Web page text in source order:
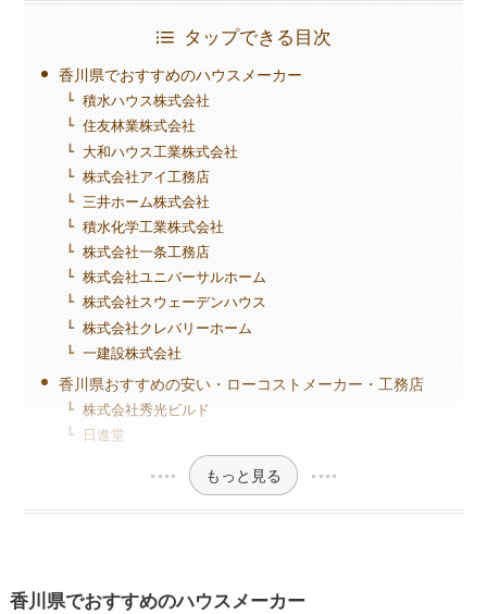
タップできる目次
香川県でおすすめのハウスメーカー
積水ハウス株式会社
住友林業株式会社
大和ハウス工業株式会社
株式会社アイ工務店
三井ホーム株式会社
積水化学工業株式会社
株式会社一条工務店
株式会社ユニバーサルホーム
株式会社スウェーデンハウス
株式会社クレバリーホーム
一建設株式会社
香川県おすすめの安い・ローコストメーカー・工務店
株式会社秀光ビルド
日進堂
もっと見る
香川県でおすすめのハウスメーカー